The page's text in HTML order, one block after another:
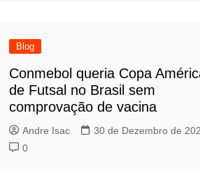
Blog
Conmebol queria Copa
de Futsal no Brasil sem
comprovação de vacina
Andre Isac
30 de Dezembro de
0